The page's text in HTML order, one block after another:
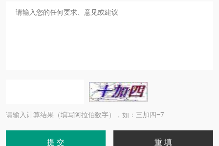
请输入计算结果（填写阿拉伯数字），如：三加四=7